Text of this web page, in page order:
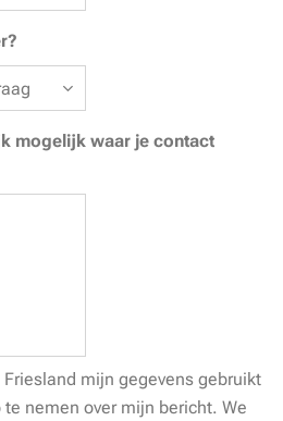
mogelijk waar je contact
Friesland mijn gegevens gebruikt
nemen over mijn bericht. We